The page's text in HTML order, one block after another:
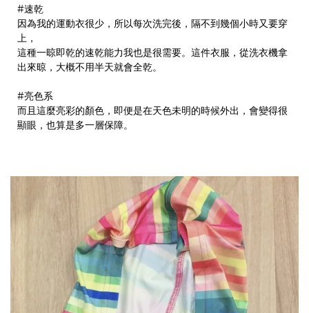
#速乾
因為我的運動衣很少，所以每次洗完後，隔不到幾個小時又要穿
上，
這種一晾即乾的速乾能力我也是很需要。這件衣服，從洗衣機拿
出來晾，大概不用半天就會全乾。
#亮色系
而且這麼亮彩的顏色，即便是在天色未明的時候外出，會變得很
顯眼，也算是多一層保障。